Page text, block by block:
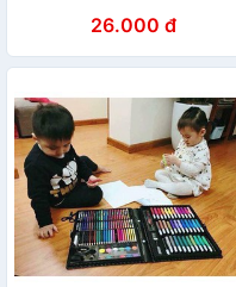
Tập Mỹ Thuật26.000 đ